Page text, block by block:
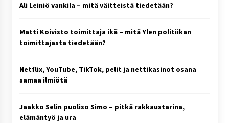
Ali Leiniö vankila – mitä väitteistä tiedetään?
Matti Koivisto toimittaja ikä – mitä Ylen politiikan
toimittajasta tiedetään?
Netflix, YouTube, TikTok, pelit ja nettikasinot osana
samaa ilmiötä
Jaakko Selin puoliso Simo – pitkä rakkaustarina,
elämäntyö ja ura